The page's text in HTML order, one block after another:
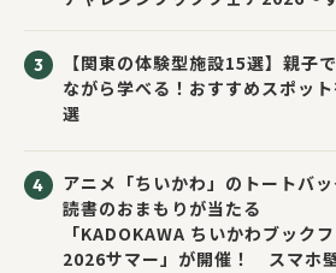
【関東の体験型施設15選】親子
ながら学べる！おすすめスポッ
選
アニメ「ちいかわ」のトートバッ
読書のおまもりが当たる
「KADOKAWA ちいかわブック
2026サマー」が開催！ スマホ